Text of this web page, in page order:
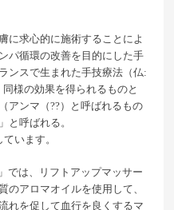
に求心的に施術することによ
パ循環の改善を目的にした手
ンスで生まれた手技療法（仏:
様の効果を得られるものと
アンマ（??）と呼ばれるもの
と呼ばれる。
います。
では、リフトアップマッサー
のアロマオイルを使用して、
れを促して血行を良くするマ